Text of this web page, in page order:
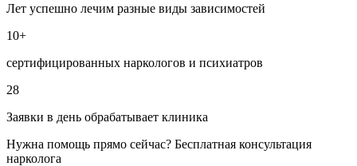
Лет успешно лечим разные виды зависимостей
10+
сертифицированных наркологов и психиатров
28
Заявки в день обрабатывает клиника
Нужна помощь прямо сейчас? Бесплатная консультация
нарколога